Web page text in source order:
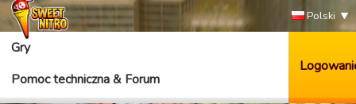
Polski
Gry
Pomoc techniczna & Forum